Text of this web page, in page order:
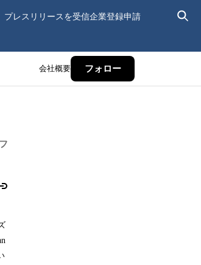
プレスリリースを受信企業登録申請
会社概要 フォロー